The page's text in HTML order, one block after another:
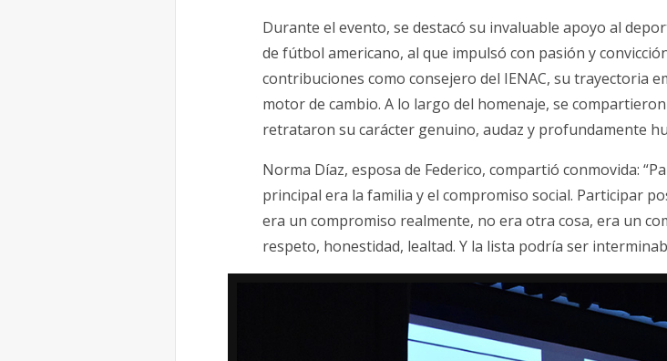
Durante el evento, se destacó su invaluable apoyo al
de fútbol americano, al que impulsó con pasión y
contribuciones como consejero del IENAC, su trayectoria
motor de cambio. A lo largo del homenaje, se
retrataron su carácter genuino, audaz y profundamente
Norma Díaz, esposa de Federico, compartió conmovida:
principal era la familia y el compromiso social. Participar
era un compromiso realmente, no era otra cosa, era un
respeto, honestidad, lealtad. Y la lista podría ser